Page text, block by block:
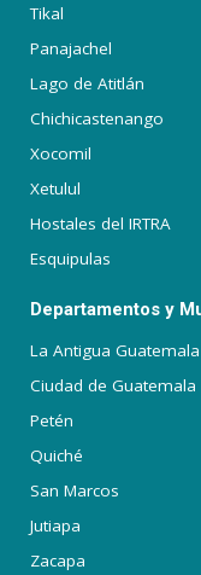
Tikal
Panajachel
Lago de Atitlán
Chichicastenango
Xocomil
Xetulul
Hostales del IRTRA
Esquipulas
Departamentos y
La Antigua Guatemala
Ciudad de Guatemala
Petén
Quiché
San Marcos
Jutiapa
Zacapa